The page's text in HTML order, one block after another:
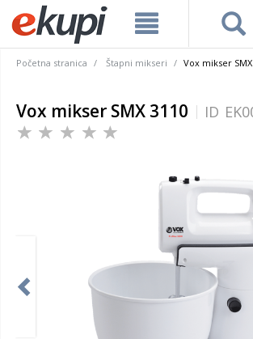
Početna stranica Štapni mikseri Vox mikser SMX
Vox mikser SMX 3110 ID